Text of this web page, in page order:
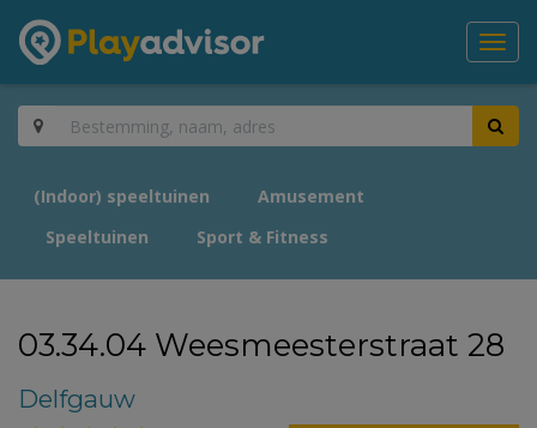
(Indoor) speeltuinen
Amusement
Speeltuinen
Sport & Fitness
03.34.04 Weesmeesterstraat 28
Delfgauw